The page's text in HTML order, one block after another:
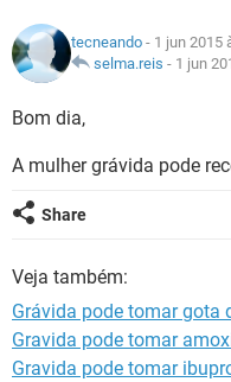
NUTRIÇÃO
SEXUALIDADE
GLOSSÁRIO
tecneando - 1 jun 2015
selma.reis - 1 jun
Bom dia,
A mulher grávida pode
Share
Veja também:
Grávida pode tomar gota
Gravida pode tomar
Gravida pode tomar